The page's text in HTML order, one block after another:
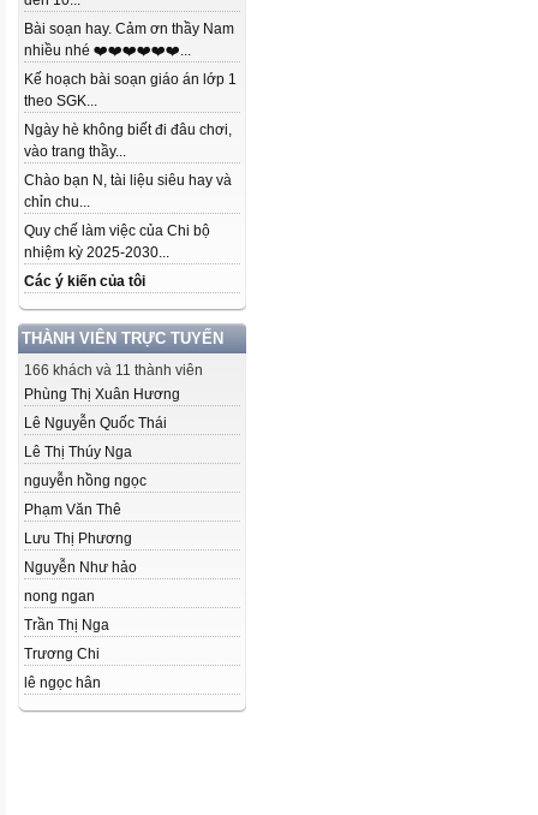
Bài soạn hay. Cảm ơn thầy Nam
nhiều nhé ❤️❤️❤️❤️❤️❤️...
Kế hoạch bài soạn giáo án lớp 1
theo SGK...
Ngày hè không biết đi đâu chơi,
vào trang thầy...
Chào bạn N, tài liệu siêu hay và
chỉn chu...
Quy chế làm việc của Chi bộ
nhiệm kỳ 2025-2030...
Các ý kiến của tôi
THÀNH VIÊN TRỰC TUYẾN
166 khách và 11 thành viên
Phùng Thị Xuân Hương
Lê Nguyễn Quốc Thái
Lê Thị Thúy Nga
nguyễn hồng ngọc
Phạm Văn Thê
Lưu Thị Phương
Nguyễn Như hảo
nong ngan
Trần Thị Nga
Trương Chi
lê ngọc hân